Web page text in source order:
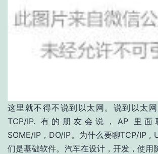
这里就不得不说到以太网。说到以太
TCP/IP. 有的朋友会说，AP 里面
SOME/IP，DO/IP。为什么要聊TCP/IP ,
们是基础软件。汽车在设计，开发，使用